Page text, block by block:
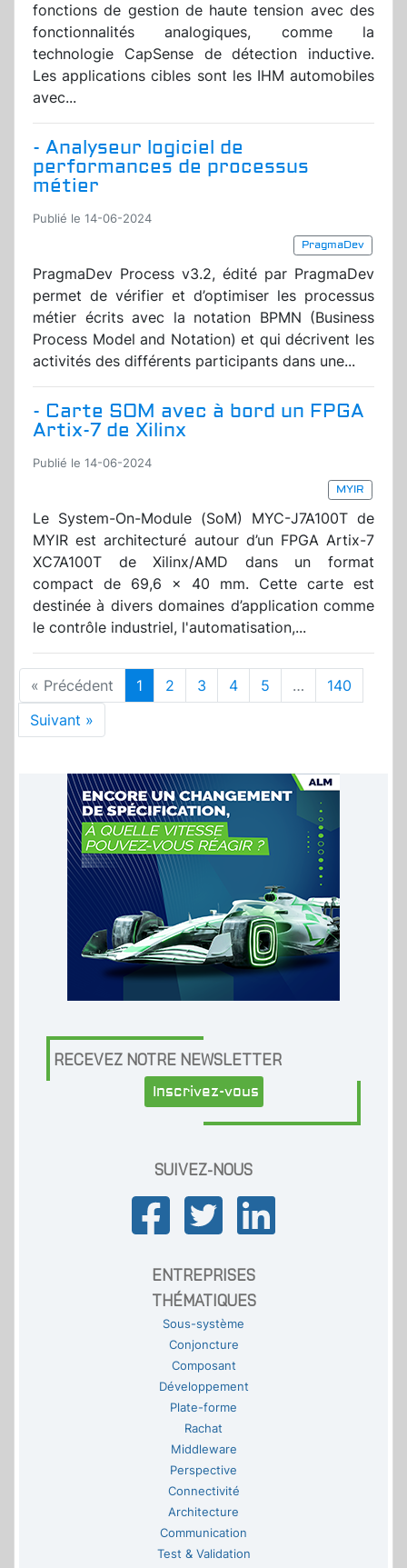
fonctions de gestion de haute tension avec des
fonctionnalités analogiques, comme la
technologie CapSense de détection inductive.
Les applications cibles sont les IHM automobiles
avec...
- Analyseur logiciel de
performances de processus
métier
Publié le 14-06-2024
PragmaDev
PragmaDev Process v3.2, édité par PragmaDev
permet de vérifier et d’optimiser les processus
métier écrits avec la notation BPMN (Business
Process Model and Notation) et qui décrivent les
activités des différents participants dans une...
- Carte SOM avec à bord un FPGA
Artix-7 de Xilinx
Publié le 14-06-2024
MYIR
Le System-On-Module (SoM) MYC-J7A100T de
MYIR est architecturé autour d’un FPGA Artix-7
XC7A100T de Xilinx/AMD dans un format
compact de 69,6 x 40 mm. Cette carte est
destinée à divers domaines d’application comme
le contrôle industriel, l'automatisation,...
« Précédent 1 2 3 4 5 …
140
Suivant »
RECEVEZ NOTRE NEWSLETTER
Inscrivez-vous
SUIVEZ-NOUS
ENTREPRISES
THÉMATIQUES
Sous-système
Conjoncture
Composant
Développement
Plate-forme
Rachat
Middleware
Perspective
Connectivité
Architecture
Communication
Test & Validation